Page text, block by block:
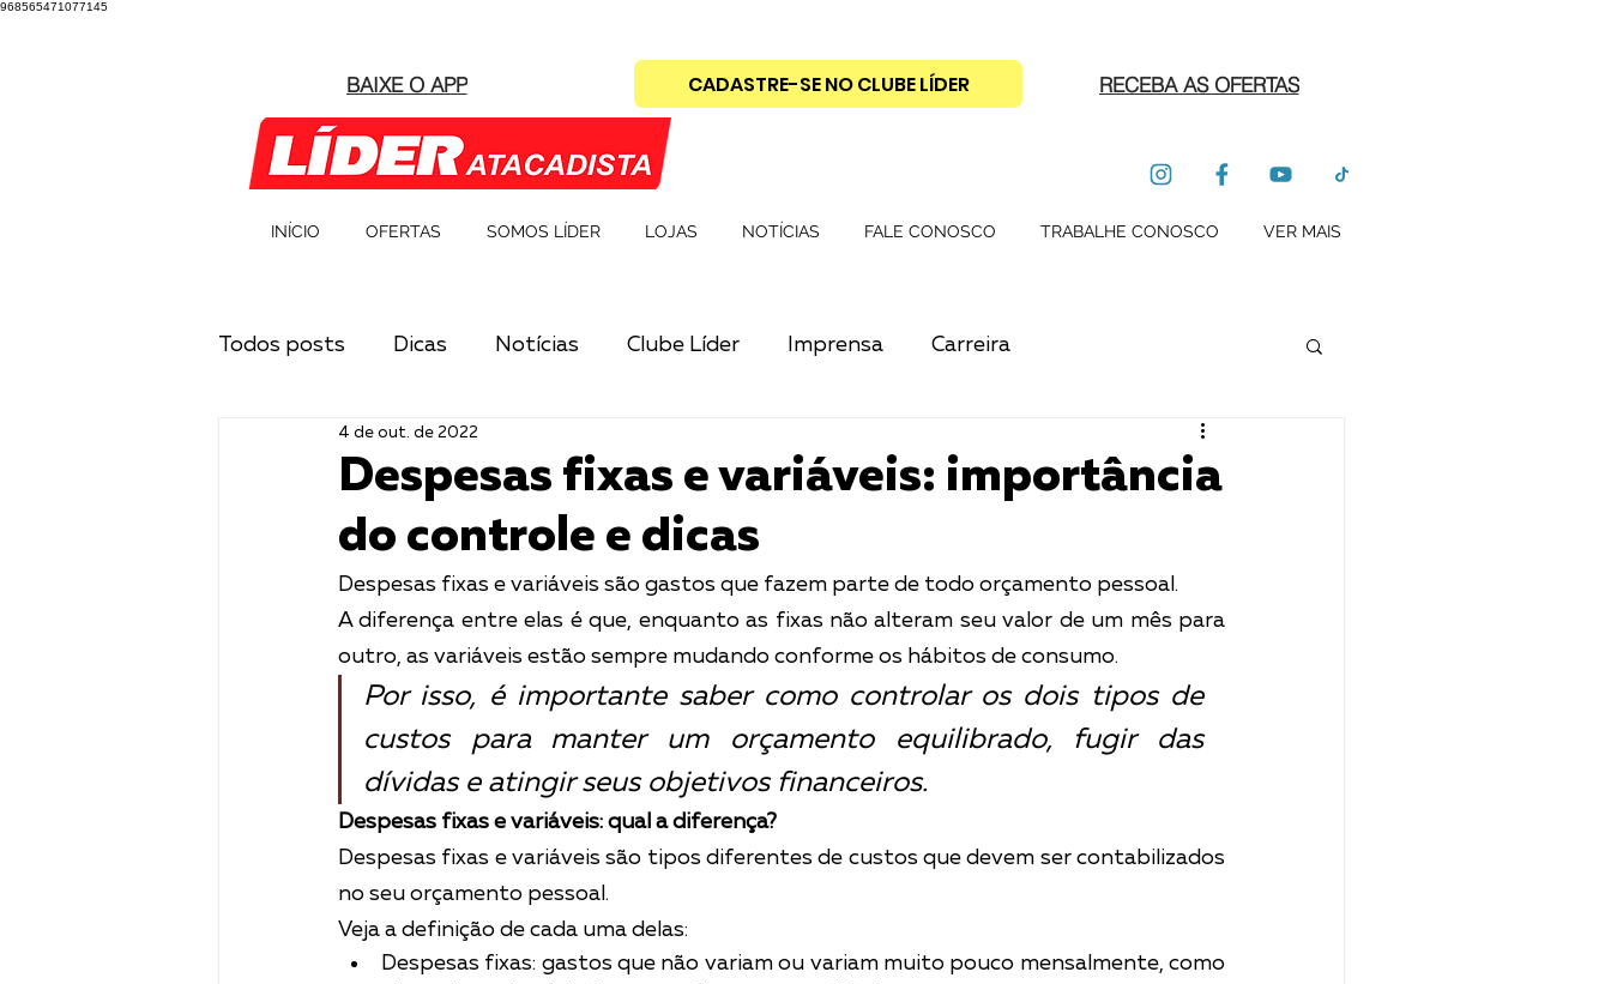
968565471077145
BAIXE O APP CADASTRE-SE NO CLUBE LÍDER RECEBA AS OFERTAS
INÍCIO OFERTAS SOMOS LÍDER LOJAS NOTÍCIAS FALE CONOSCO TRABALHE CONOSCO VER MAIS
Todos posts Dicas Notícias Clube Líder Imprensa Carreira
Despesas fixas e variáveis: importância
do controle e dicas
4 de out. de 2022
Despesas fixas e variáveis são gastos que fazem parte de todo orçamento pessoal.
A diferença entre elas é que, enquanto as fixas não alteram seu valor de um mês para
outro, as variáveis estão sempre mudando conforme os hábitos de consumo.
Por isso, é importante saber como controlar os dois tipos de
custos para manter um orçamento equilibrado, fugir das
dívidas e atingir seus objetivos financeiros.
Despesas fixas e variáveis: qual a diferença?
Despesas fixas e variáveis são tipos diferentes de custos que devem ser contabilizados
no seu orçamento pessoal.
Veja a definição de cada uma delas:
Despesas fixas: gastos que não variam ou variam muito pouco mensalmente, como